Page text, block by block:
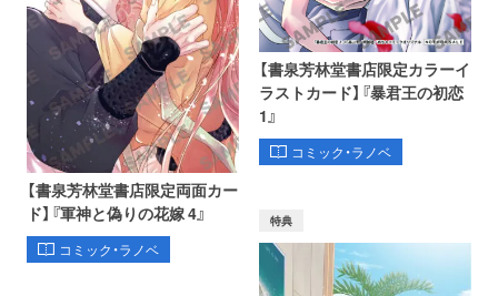
【書泉芳林堂書店限定両面カー
ド】『軍神と偽りの花嫁 4』
コミック・ラノベ
【書泉芳林堂書店限定カラーイ
ラストカード】『暴君王の初恋
1』
コミック・ラノベ
特典